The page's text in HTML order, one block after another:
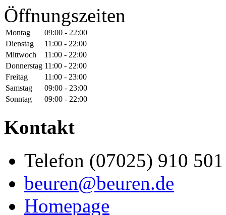
Öffnungszeiten
Montag
09:00 - 22:00
Dienstag
11:00 - 22:00
Mittwoch
11:00 - 22:00
Donnerstag 11:00 - 22:00
Freitag
11:00 - 23:00
Samstag
09:00 - 23:00
Sonntag
09:00 - 22:00
Kontakt
Telefon (07025) 910
beuren@beuren.de
Homepage